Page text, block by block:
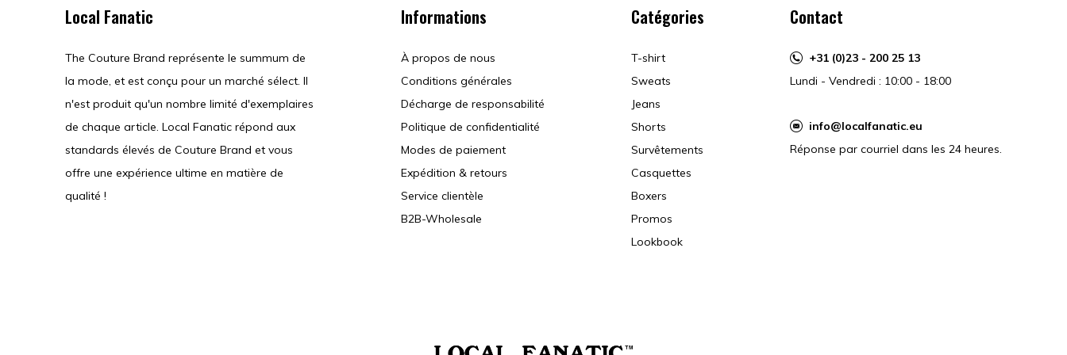
Local Fanatic
The Couture Brand représente le summum de
la mode, et est conçu pour un marché sélect. Il
n'est produit qu'un nombre limité d'exemplaires
de chaque article. Local Fanatic répond aux
standards élevés de Couture Brand et vous
offre une expérience ultime en matière de
qualité !
Informations
À propos de nous
Conditions générales
Décharge de responsabilité
Politique de confidentialité
Modes de paiement
Expédition & retours
Service clientèle
B2B-Wholesale
Catégories
T-shirt
Sweats
Jeans
Shorts
Survêtements
Casquettes
Boxers
Promos
Lookbook
Contact
+31 (0)23 - 200 25 13
Lundi - Vendredi : 10:00 - 18:00
info@localfanatic.eu
Réponse par courriel dans les 24 heures.